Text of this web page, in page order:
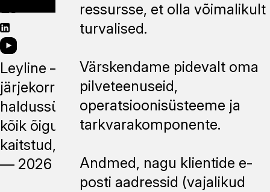
Leyline —
järjekorra
haldussüsteem,
kõik õigused
kaitstud, 2014
— 2026
ressursse, et olla võimalikult
turvalised.
Värskendame pidevalt oma
pilveteenuseid,
operatsioonisüsteeme ja
tarkvarakomponente.
Andmed, nagu klientide e-
posti aadressid (vajalikud